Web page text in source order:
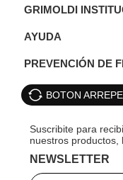
GRIMOLDI
AYUDA
PREVENCIÓN DE
BOTON
NEWSLETTER